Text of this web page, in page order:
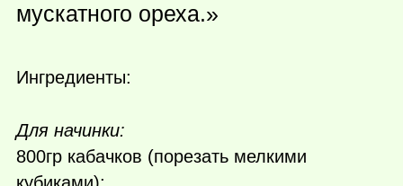
мускатного ореха.»
Ингредиенты:
Для начинки:
800гр кабачков (порезать мелкими